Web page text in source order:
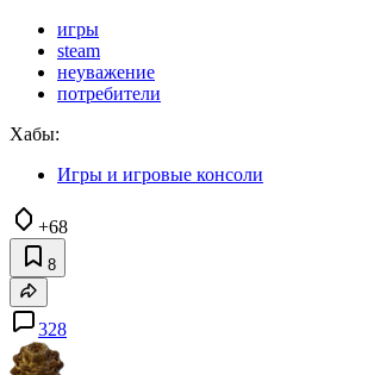
игры
steam
неуважение
потребители
Хабы:
Игры и игровые консоли
+68
8
328